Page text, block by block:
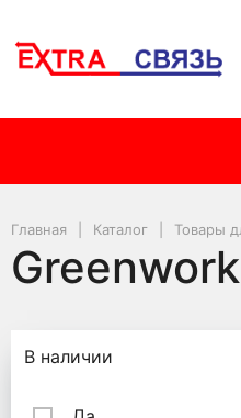
Главная Каталог Товары
Подбор
В наличии